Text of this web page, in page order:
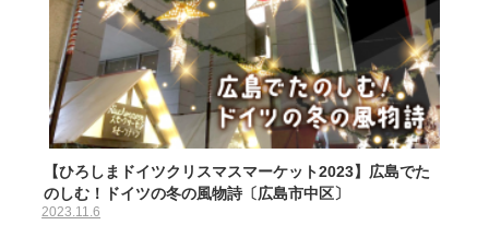
【ひろしまドイツクリスマスマーケット2023】広島でた
のしむ！ドイツの冬の風物詩〔広島市中区〕
2023.11.6